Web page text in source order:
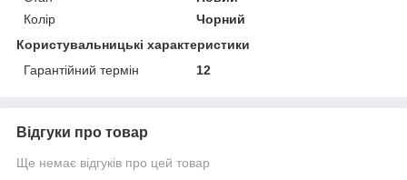
Колір
Чорний
Користувальницькі характеристики
Гарантійний термін
12
Відгуки про товар
Ще немає відгуків про цей товар